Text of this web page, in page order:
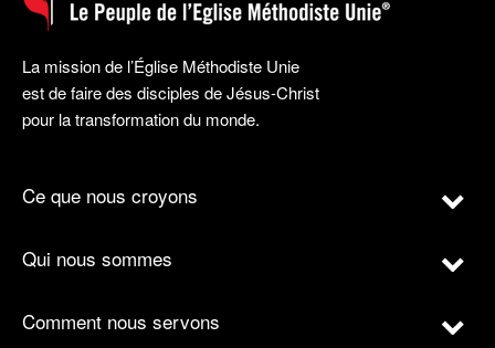
La mission de l’Église Méthodiste Unie
est de faire des disciples de Jésus-Christ
pour la transformation du monde.
Ce que nous croyons
Qui nous sommes
Comment nous servons